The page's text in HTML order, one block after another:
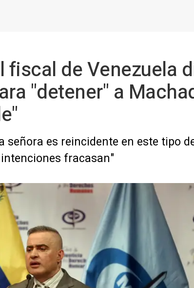
fiscal de Venezuela
"detener" a
señora es reincidente en este tipo
fracasan"